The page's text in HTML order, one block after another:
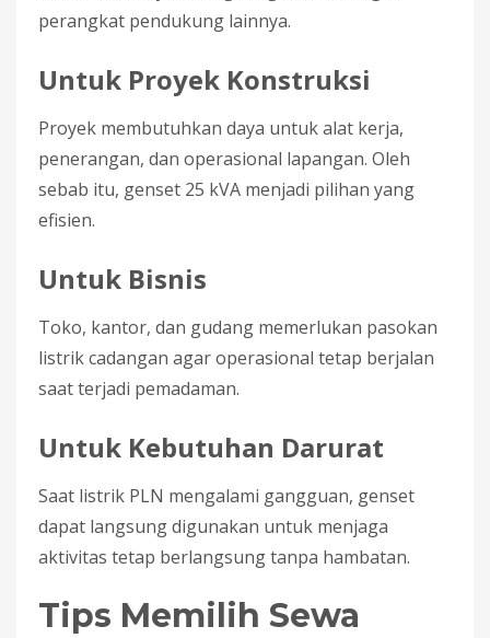
perangkat pendukung lainnya.
Untuk Proyek Konstruksi
Proyek membutuhkan daya untuk alat kerja,
penerangan, dan operasional lapangan. Oleh
sebab itu, genset 25 kVA menjadi pilihan yang
efisien.
Untuk Bisnis
Toko, kantor, dan gudang memerlukan pasokan
listrik cadangan agar operasional tetap berjalan
saat terjadi pemadaman.
Untuk Kebutuhan Darurat
Saat listrik PLN mengalami gangguan, genset
dapat langsung digunakan untuk menjaga
aktivitas tetap berlangsung tanpa hambatan.
Tips Memilih Sewa